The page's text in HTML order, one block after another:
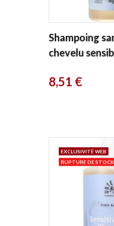
Shampoing
chevelu
Prix
8,51 €
EXCLUSIVITÉ WEB
RUPTURE DE STOCK